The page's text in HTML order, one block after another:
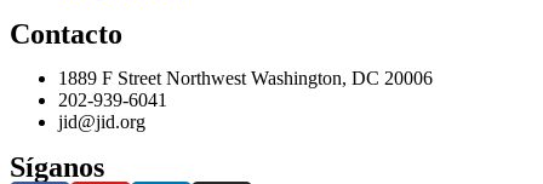
Contacto
1889 F Street Northwest Washington, DC 20006
202-939-6041
jid@jid.org
Síganos